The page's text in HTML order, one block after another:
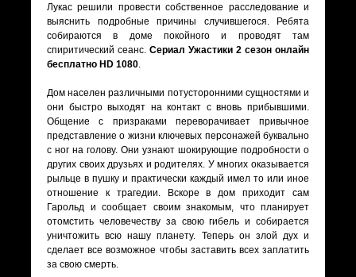
Лукас решили провести собственное расследование и
выяснить подробные причины случившегося. Ребята
собираются в доме покойного и проводят там
спиритический сеанс. Сериал Ужастики 2 сезон онлайн
бесплатно HD 1080.
Дом населен различными потусторонними сущностями и
они быстро выходят на контакт с вновь прибывшими.
Общение с призраками переворачивает привычное
представление о жизни ключевых персонажей буквально
с ног на голову. Они узнают шокирующие подробности о
других своих друзьях и родителях. У многих оказывается
рыльце в пушку и практически каждый имел то или иное
отношение к трагедии. Вскоре в дом приходит сам
Гарольд и сообщает своим знакомым, что планирует
отомстить человечеству за свою гибель и собирается
уничтожить всю нашу планету. Теперь он злой дух и
сделает все возможное чтобы заставить всех заплатить
за свою смерть.